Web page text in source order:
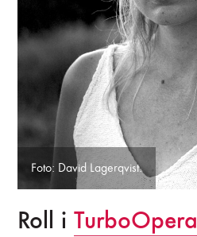
Foto: David Lagerqvist.
Roll iTurboOpera